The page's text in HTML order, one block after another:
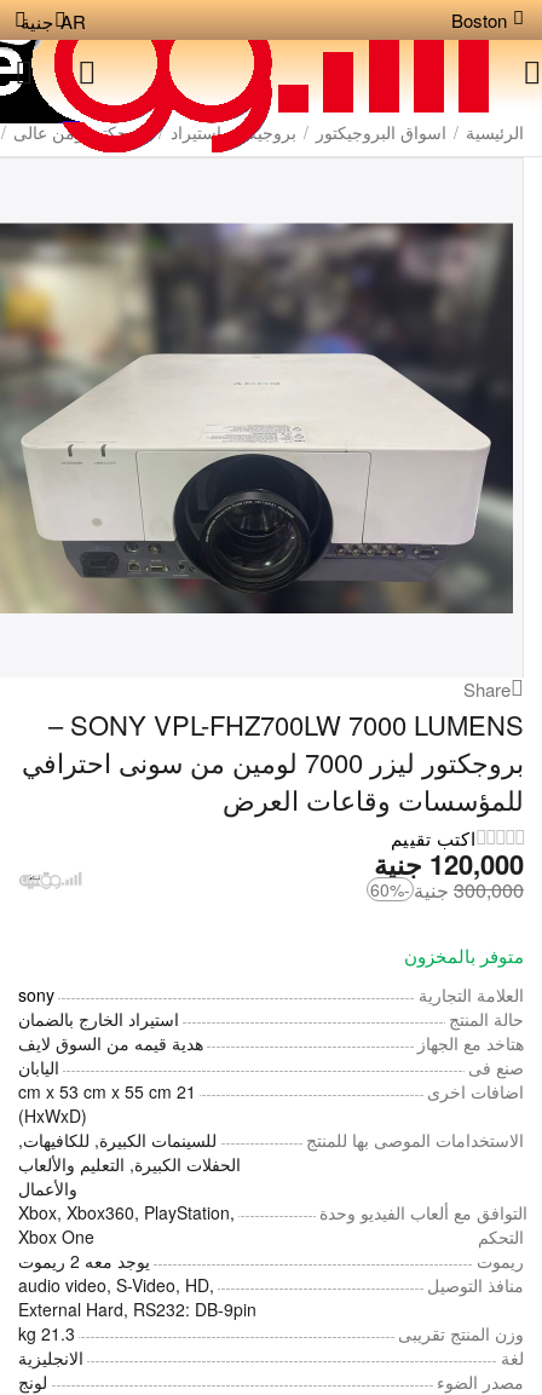
Boston جنية AR
الرئيسية / اسواق البروجيكتور / بروجيكتور استيراد / بروجكتر لومن عالى /
Share
SONY VPL-FHZ700LW 7000 LUMENS –
بروجكتور ليزر 7000 لومين من سونى احترافي
للمؤسسات وقاعات العرض
اكتب تقييم
جنية 120,000
جنية 300,000
-60%
متوفر بالمخزون
العلامة التجارية
sony
حالة المنتج
استيراد الخارج بالضمان
هتاخد مع الجهاز
هدية قيمه من السوق لايف
صنع فى
اليابان
اضافات اخرى
21 cm x 53 cm x 55 cm
(HxWxD)
الاستخدامات الموصى بها للمنتج
للسينمات الكبيرة, للكافيهات,
الحفلات الكبيرة, التعليم والألعاب
والأعمال
التوافق مع ألعاب الفيديو وحدة
التحكم
Xbox, Xbox360, PlayStation,
Xbox One
ريموت
يوجد معه 2 ريموت
منافذ التوصيل
audio video, S-Video, HD,
External Hard, RS232: DB-9pin
وزن المنتج تقريبى
21.3 kg
لغة
الانجليزية
مصدر الضوء
لونج